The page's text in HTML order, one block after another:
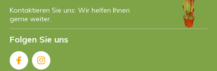
Alles über den Sonnentau
Kontaktieren Sie uns: Wir helfen Ihnen
gerne weiter.
Folgen Sie uns